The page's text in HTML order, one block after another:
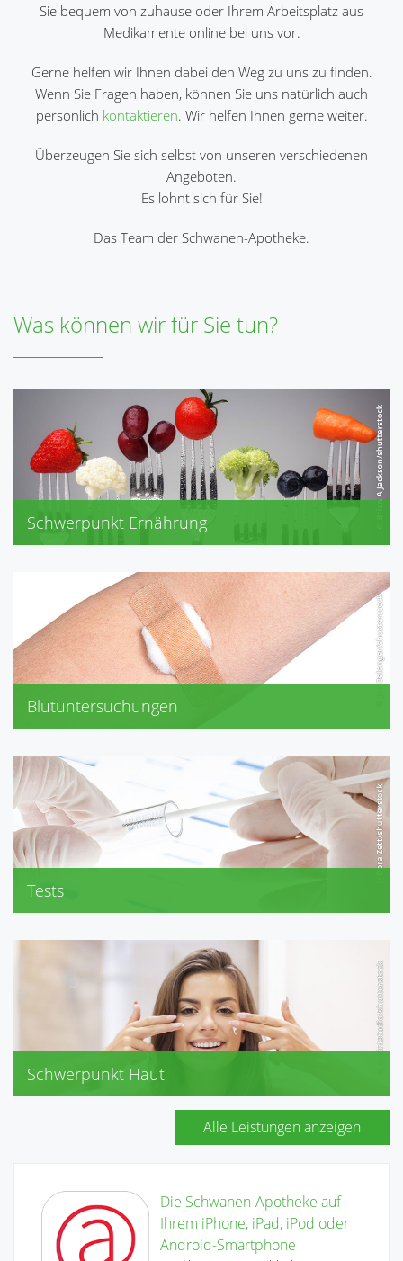
Sie bequem von zuhause oder Ihrem Arbeitsplatz aus
Medikamente online bei uns vor.
Gerne helfen wir Ihnen dabei den Weg zu uns zu finden.
Wenn Sie Fragen haben, können Sie uns natürlich auch
persönlich kontaktieren. Wir helfen Ihnen gerne weiter.
Überzeugen Sie sich selbst von unseren verschiedenen
Angeboten.
Es lohnt sich für Sie!
Das Team der Schwanen-Apotheke.
Was können wir für Sie tun?
Schwerpunkt Ernährung
Diabetes, Gicht
Neurodermitis, Schwangerschaft
Stillzeit, Übergewicht
Blutuntersuchungen
Cholesterin gesamt
Glucose
Harnsäure
Tests
Blutdruckmessung
Schwerpunkt Haut
Avène, Eubos, Eucerin
Lierac, Neutrogena, Olivenölpflege (Medipharma)
Optolind, Roche-Posay, Vichy
Alle Leistungen anzeigen
Die Schwanen-Apotheke auf
Ihrem iPhone, iPad, iPod oder
Android-Smartphone